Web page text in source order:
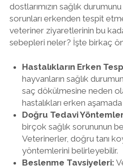
dostlarımızın sağlık
sorunları erkenden tespit
veteriner ziyaretlerinin bu
sebepleri neler? İşte birkaç
Hastalıkların Erken
hayvanların sağlık
saç dökülmesine neden
hastalıkları erken
Doğru Tedavi
birçok sağlık sorununun
Veterinerler, doğru tanı
yöntemlerini belirleyebilir.
Beslenme Tavsiyeleri: